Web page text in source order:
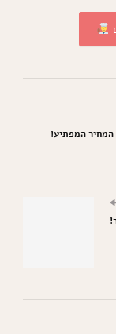
המחיר המפתיע!